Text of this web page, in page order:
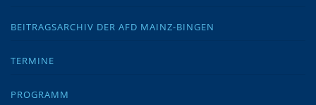
BEITRAGSARCHIV DER AFD MAINZ-BINGEN
TERMINE
PROGRAMM